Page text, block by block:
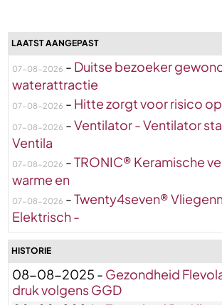
LAATST AANGEPAST
07-08-2026 - Duitse bezoeker
waterattractie
07-08-2026 - Hitte zorgt voor risico
07-08-2026 -Ventilator - Ventilator
Ventila
07-08-2026 -TRONIC® Keramische
warme en
07-08-2026 -Twenty4seven®
Elektrisch -
HISTORIE
08-08-2025 - Gezondheid
druk volgens GGD